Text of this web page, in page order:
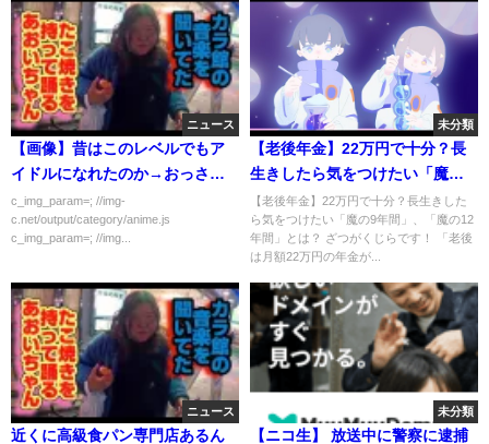
ニュース
【画像】昔はこのレベルでもア
イドルになれたのか→おっさん
ブチギレｗｗｗｗｗ
c_img_param=; //img-
c.net/output/category/anime.js
c_img_param=; //img...
未分類
【老後年金】22万円で十分？長
生きしたら気をつけたい「魔の9
年間」、「魔の12年間」とは？
【老後年金】22万円で十分？長生きした
ら気をつけたい「魔の9年間」、「魔の12
年間」とは？ ざつがくじらです！ 「老後
は月額22万円の年金が...
ニュース
近くに高級食パン専門店あるん
未分類
【ニコ生】 放送中に警察に逮捕